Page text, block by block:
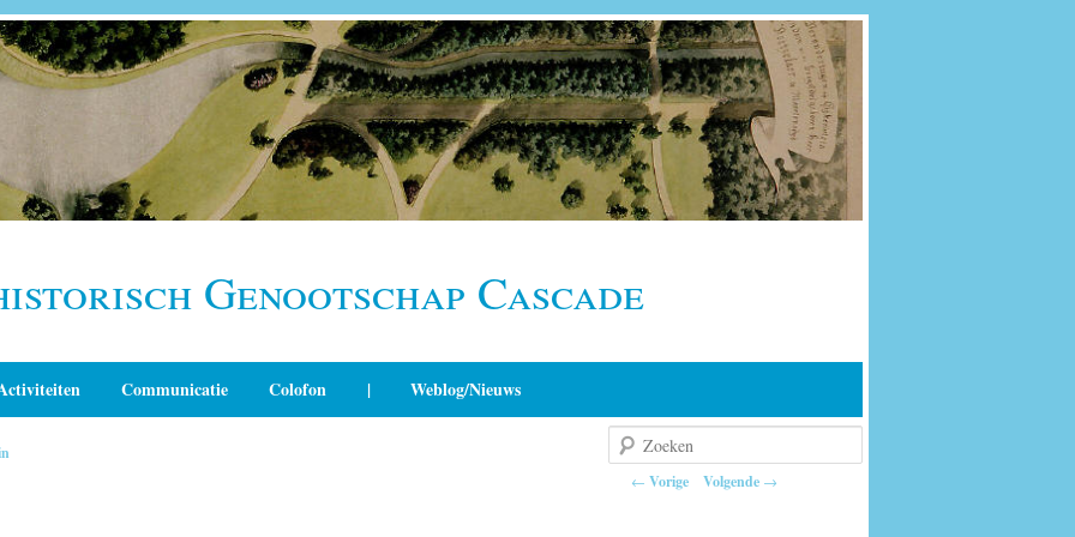
Genootschap Cascade
Communicatie Colofon | Weblog/Nieuws
Berichtnavigatie
← Vorige Volgende →